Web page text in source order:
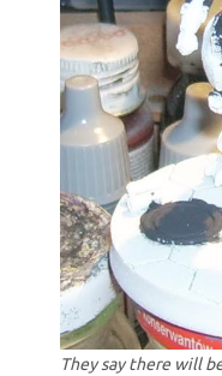
They say there will